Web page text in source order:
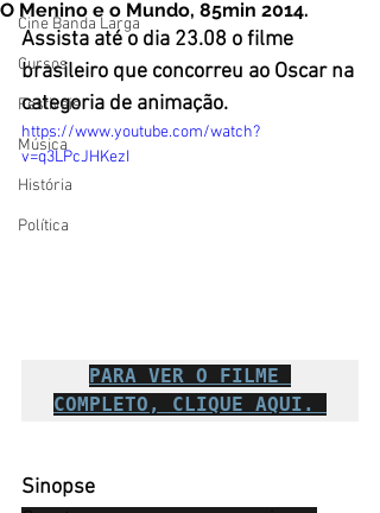
Cine Banda Larga
Cursos
Festivais
Música
História
Política
O Menino e o Mundo, 85min 2014.
Assista até o dia 23.08 o filme
brasileiro que concorreu ao Oscar na
categoria de animação.
https://www.youtube.com/watch?
v=q3LPcJHKezI
PARA VER O FILME
COMPLETO, CLIQUE AQUI.
Sinopse